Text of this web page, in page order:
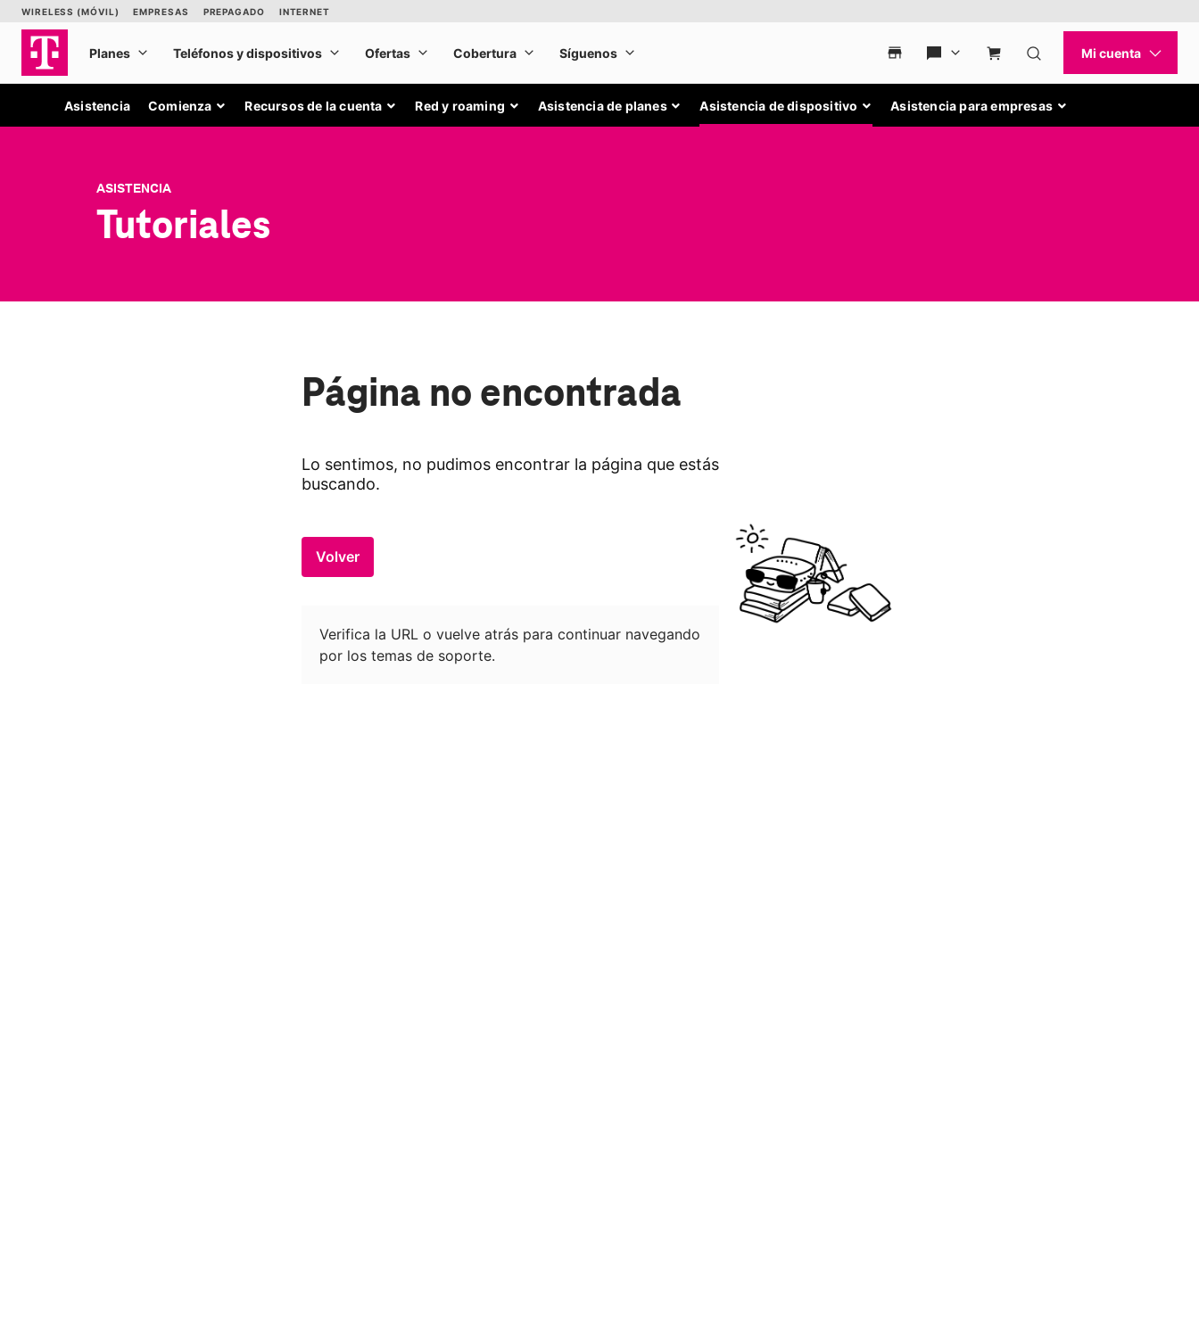
Asistencia Comienza Recursos de la cuenta Red y roaming Asistencia de planes Asistencia de dispositivo Asistencia para empresas
ASISTENCIA
Tutoriales